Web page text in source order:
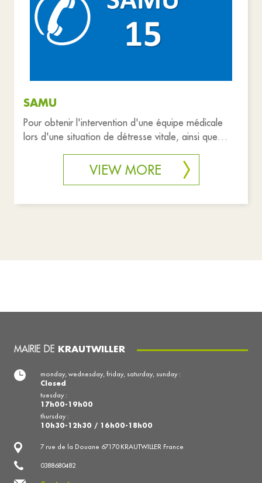
SAMU
Pour obtenir l'intervention d'une équipe médicale
lors d'une situation de détresse vitale, ainsi que
VIEW MORE
MAIRIE DE KRAUTWILLER
7 rue de la Douane 67170 KRAUTWILLER France
0388680482
monday, wednesday, friday, saturday, sunday :
Closed
tuesday :
17h00-19h00
thursday :
10h30-12h30 / 16h00-18h00